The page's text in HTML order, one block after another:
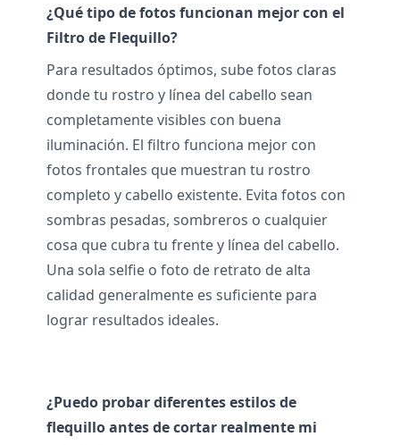
¿Qué tipo de fotos funcionan mejor con el
Filtro de Flequillo?
Para resultados óptimos, sube fotos claras
donde tu rostro y línea del cabello sean
completamente visibles con buena
iluminación. El filtro funciona mejor con
fotos frontales que muestran tu rostro
completo y cabello existente. Evita fotos con
sombras pesadas, sombreros o cualquier
cosa que cubra tu frente y línea del cabello.
Una sola selfie o foto de retrato de alta
calidad generalmente es suficiente para
lograr resultados ideales.
¿Puedo probar diferentes estilos de
flequillo antes de cortar realmente mi